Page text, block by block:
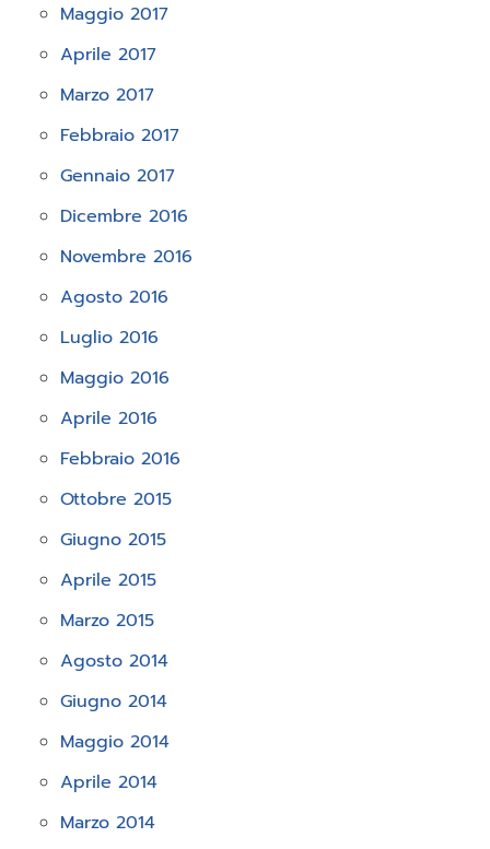
Maggio 2017
Aprile 2017
Marzo 2017
Febbraio 2017
Gennaio 2017
Dicembre 2016
Novembre 2016
Agosto 2016
Luglio 2016
Maggio 2016
Aprile 2016
Febbraio 2016
Ottobre 2015
Giugno 2015
Aprile 2015
Marzo 2015
Agosto 2014
Giugno 2014
Maggio 2014
Aprile 2014
Marzo 2014